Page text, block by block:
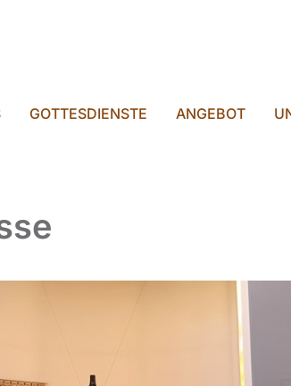
GOTTESDIENSTE ANGEBOT